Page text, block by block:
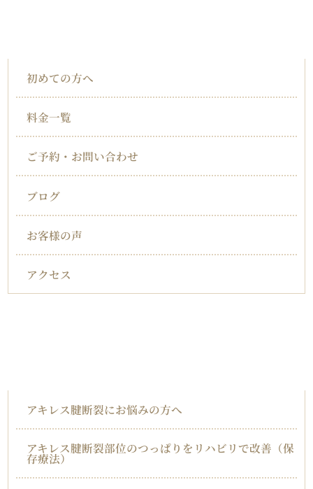
初めての方へ
料金一覧
ご予約・お問い合わせ
ブログ
お客様の声
アクセス
アキレス腱断裂にお悩みの方へ
アキレス腱断裂部位のつっぱりをリハビリで改善（保
存療法）